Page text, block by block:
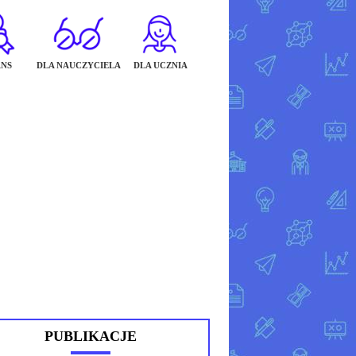
DLA NAUCZYCIELA DLA UCZNIA
PUBLIKACJE